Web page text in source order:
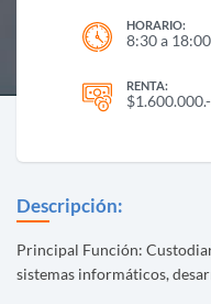
HORARIO:
8:30 a
RENTA:
$1.600.000.-
Descripción:
Principal Función:
sistemas informáticos,